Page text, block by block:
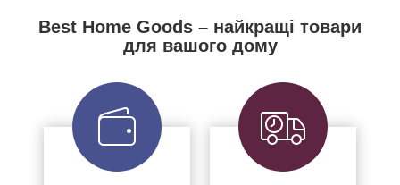
Best Home Goods – найкращі товари
для вашого дому